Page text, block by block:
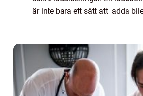
är inte bara ett sätt att ladda